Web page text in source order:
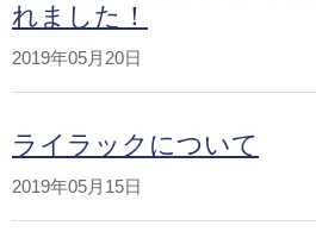
れました！
2019年05月20日
ライラックについて
2019年05月15日